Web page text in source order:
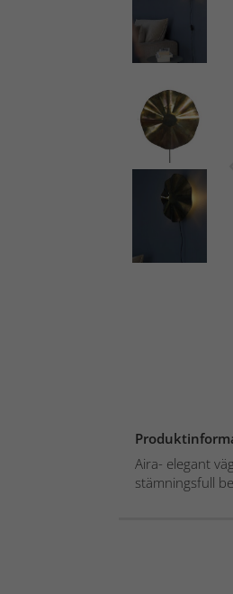
Aira- elegant
stämningsfull